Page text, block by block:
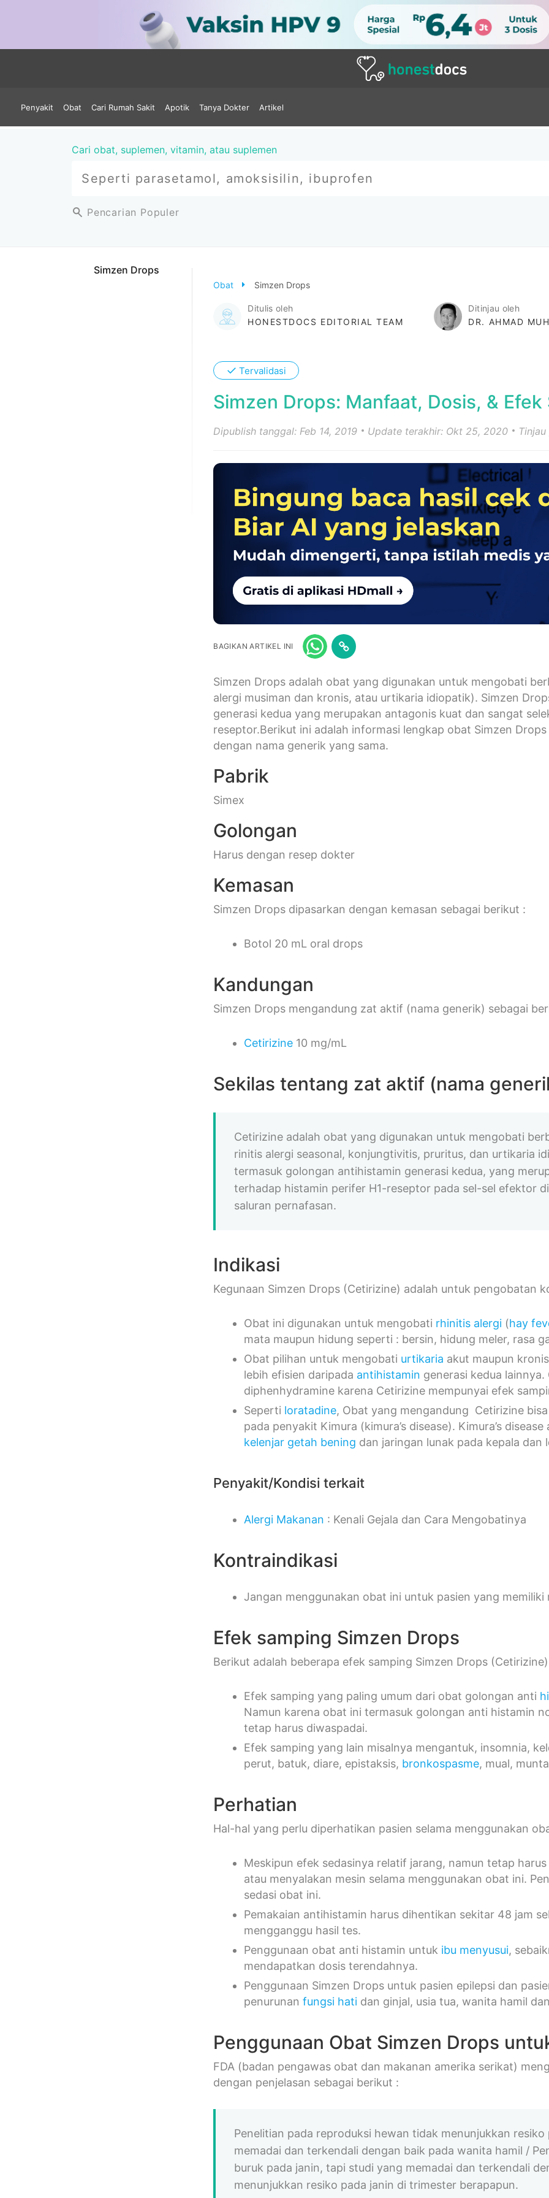
Penyakit Obat Cari Rumah Sakit Apotik Tanya Dokter Artikel
Cari obat, suplemen, vitamin, atau suplemen
Pencarian Populer
Simzen Drops
Obat Simzen Drops
Ditulis oleh
HONESTDOCS EDITORIAL TEAM
Ditinjau oleh
DR. AHMAD
✓ Tervalidasi
Simzen Drops: Manfaat, Dosis, & Efek
Dipublish tanggal: Feb 14, 2019 Update terakhir: Okt 25, 2020
BAGIKAN ARTIKEL INI
Simzen Drops adalah obat yang digunakan untuk mengobati
alergi musiman dan kronis, atau urtikaria idiopatik). Simzen
generasi kedua yang merupakan antagonis kuat dan sangat
reseptor.Berikut ini adalah informasi lengkap obat Simzen
dengan nama generik yang sama.
Pabrik
Simex
Golongan
Harus dengan resep dokter
Kemasan
Simzen Drops dipasarkan dengan kemasan sebagai berikut :
Botol 20 mL oral drops
Kandungan
Simzen Drops mengandung zat aktif (nama generik) sebagai
Cetirizine 10 mg/mL
Sekilas tentang zat aktif (nama
Cetirizine adalah obat yang digunakan untuk mengobati
rinitis alergi seasonal, konjungtivitis, pruritus, dan urtikaria
termasuk golongan antihistamin generasi kedua, yang
terhadap histamin perifer H1-reseptor pada sel-sel efektor
saluran pernafasan.
Indikasi
Kegunaan Simzen Drops (Cetirizine) adalah untuk pengobatan
Obat ini digunakan untuk mengobati rhinitis alergi (hay
mata maupun hidung seperti : bersin, hidung meler, rasa
Obat pilihan untuk mengobati urtikaria akut maupun
lebih efisien daripada antihistamin generasi kedua
diphenhydramine karena Cetirizine mempunyai efek
Seperti loratadine, Obat yang mengandung Cetirizine
pada penyakit Kimura (kimura’s disease). Kimura’s
kelenjar getah bening dan jaringan lunak pada kepala
Penyakit/Kondisi terkait
Alergi Makanan : Kenali Gejala dan Cara Mengobatinya
Kontraindikasi
Jangan menggunakan obat ini untuk pasien yang
Efek samping Simzen Drops
Berikut adalah beberapa efek samping Simzen Drops
Efek samping yang paling umum dari obat golongan anti
Namun karena obat ini termasuk golongan anti histamin
tetap harus diwaspadai.
Efek samping yang lain misalnya mengantuk, insomnia,
perut, batuk, diare, epistaksis, bronkospasme, mual,
Perhatian
Hal-hal yang perlu diperhatikan pasien selama menggunakan
Meskipun efek sedasinya relatif jarang, namun tetap
atau menyalakan mesin selama menggunakan obat ini.
sedasi obat ini.
Pemakaian antihistamin harus dihentikan sekitar 48 jam
mengganggu hasil tes.
Penggunaan obat anti histamin untuk ibu menyusui,
mendapatkan dosis terendahnya.
Penggunaan Simzen Drops untuk pasien epilepsi dan
penurunanfungsi hati dan ginjal, usia tua, wanita hamil
Penggunaan Obat Simzen Drops
FDA (badan pengawas obat dan makanan amerika serikat)
dengan penjelasan sebagai berikut :
Penelitian pada reproduksi hewan tidak menunjukkan
memadai dan terkendali dengan baik pada wanita hamil /
buruk pada janin, tapi studi yang memadai dan terkendali
menunjukkan resiko pada janin di trimester berapapun.